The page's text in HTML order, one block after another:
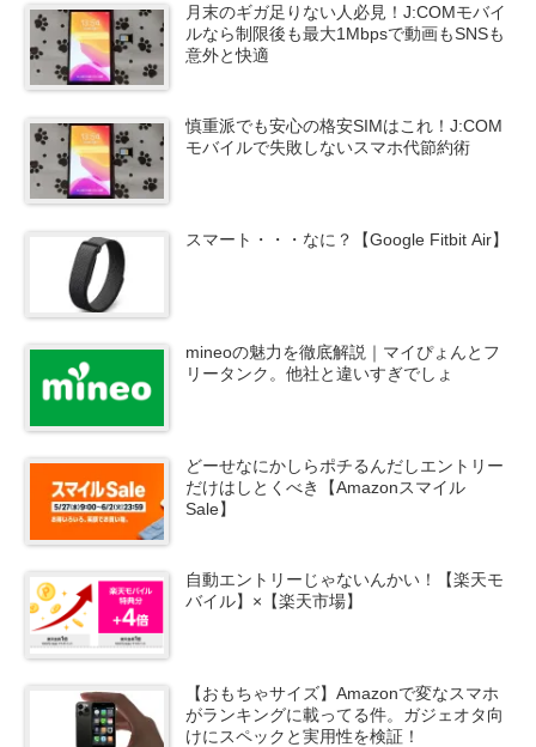
月末のギガ足りない人必見！J:COMモバイ
ルなら制限後も最大1Mbpsで動画もSNSも
意外と快適
慎重派でも安心の格安SIMはこれ！J:COM
モバイルで失敗しないスマホ代節約術
スマート・・・なに？【Google Fitbit Air】
mineoの魅力を徹底解説｜マイぴょんとフ
リータンク。他社と違いすぎでしょ
どーせなにかしらポチるんだしエントリー
だけはしとくべき【Amazonスマイル
Sale】
自動エントリーじゃないんかい！【楽天モ
バイル】×【楽天市場】
【おもちゃサイズ】Amazonで変なスマホ
がランキングに載ってる件。ガジェオタ向
けにスペックと実用性を検証！